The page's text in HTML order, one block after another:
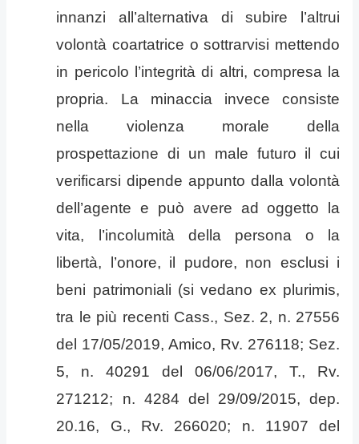
innanzi all’alternativa di subire l’altrui
volontà coartatrice o sottrarvisi mettendo
in pericolo l’integrità di altri, compresa la
propria. La minaccia invece consiste
nella violenza morale della
prospettazione di un male futuro il cui
verificarsi dipende appunto dalla volontà
dell’agente e può avere ad oggetto la
vita, l’incolumità della persona o la
libertà, l’onore, il pudore, non esclusi i
beni patrimoniali (si vedano ex plurimis,
tra le più recenti Cass., Sez. 2, n. 27556
del 17/05/2019, Amico, Rv. 276118; Sez.
5, n. 40291 del 06/06/2017, T., Rv.
271212; n. 4284 del 29/09/2015, dep.
20.16, G., Rv. 266020; n. 11907 del